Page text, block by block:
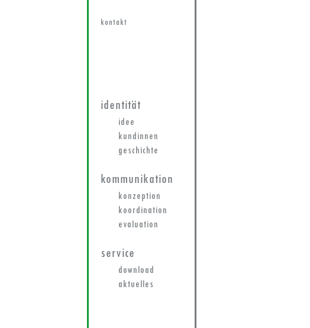
kontakt
identität
idee
kundinnen
geschichte
kommunikation
konzeption
koordination
evaluation
service
download
aktuelles